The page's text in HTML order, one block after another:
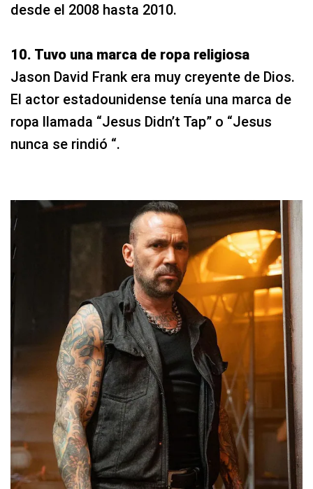
desde el 2008 hasta 2010.
10. Tuvo una marca de ropa religiosa
Jason David Frank era muy creyente de Dios.
El actor estadounidense tenía una marca de
ropa llamada “Jesus Didn’t Tap” o “Jesus
nunca se rindió “.